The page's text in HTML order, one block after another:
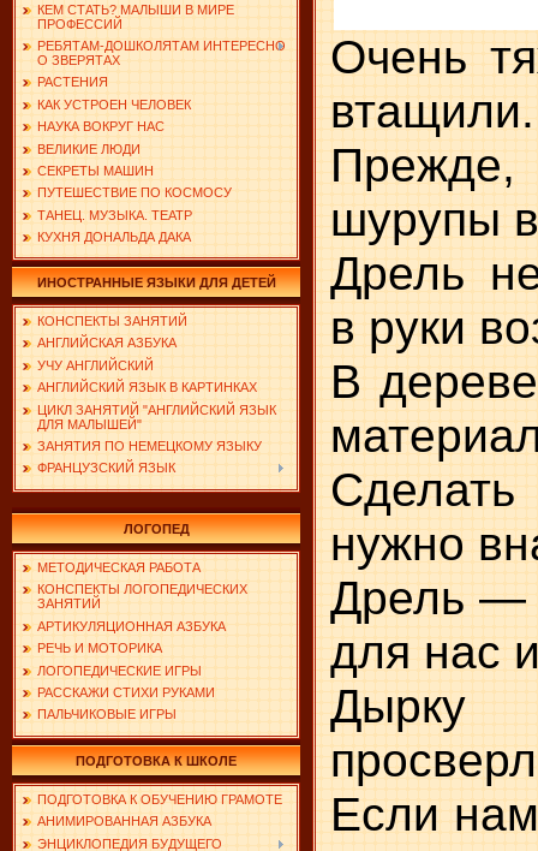
КЕМ СТАТЬ? МАЛЫШИ В МИРЕ
ПРОФЕССИЙ
РЕБЯТАМ-ДОШКОЛЯТАМ ИНТЕРЕСНО
О ЗВЕРЯТАХ
РАСТЕНИЯ
КАК УСТРОЕН ЧЕЛОВЕК
НАУКА ВОКРУГ НАС
ВЕЛИКИЕ ЛЮДИ
СЕКРЕТЫ МАШИН
ПУТЕШЕСТВИЕ ПО КОСМОСУ
ТАНЕЦ. МУЗЫКА. ТЕАТР
КУХНЯ ДОНАЛЬДА ДАКА
ИНОСТРАННЫЕ ЯЗЫКИ ДЛЯ ДЕТЕЙ
КОНСПЕКТЫ ЗАНЯТИЙ
АНГЛИЙСКАЯ АЗБУКА
УЧУ АНГЛИЙСКИЙ
АНГЛИЙСКИЙ ЯЗЫК В КАРТИНКАХ
ЦИКЛ ЗАНЯТИЙ "АНГЛИЙСКИЙ ЯЗЫК
ДЛЯ МАЛЫШЕЙ"
ЗАНЯТИЯ ПО НЕМЕЦКОМУ ЯЗЫКУ
ФРАНЦУЗСКИЙ ЯЗЫК
ЛОГОПЕД
МЕТОДИЧЕСКАЯ РАБОТА
КОНСПЕКТЫ ЛОГОПЕДИЧЕСКИХ
ЗАНЯТИЙ
АРТИКУЛЯЦИОННАЯ АЗБУКА
РЕЧЬ И МОТОРИКА
ЛОГОПЕДИЧЕСКИЕ ИГРЫ
РАССКАЖИ СТИХИ РУКАМИ
ПАЛЬЧИКОВЫЕ ИГРЫ
ПОДГОТОВКА К ШКОЛЕ
ПОДГОТОВКА К ОБУЧЕНИЮ ГРАМОТЕ
АНИМИРОВАННАЯ АЗБУКА
ЭНЦИКЛОПЕДИЯ БУДУЩЕГО
Очень
втащили.
Прежде,
шурупы
Дрель
в руки
В
нужно
Дрель —
для нас
Если